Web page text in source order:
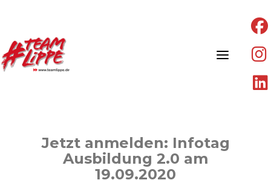
Jetzt anmelden: Infotag
Ausbildung 2.0 am
19.09.2020